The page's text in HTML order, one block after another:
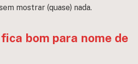
mostrar (quase) nada.
bom para nome de